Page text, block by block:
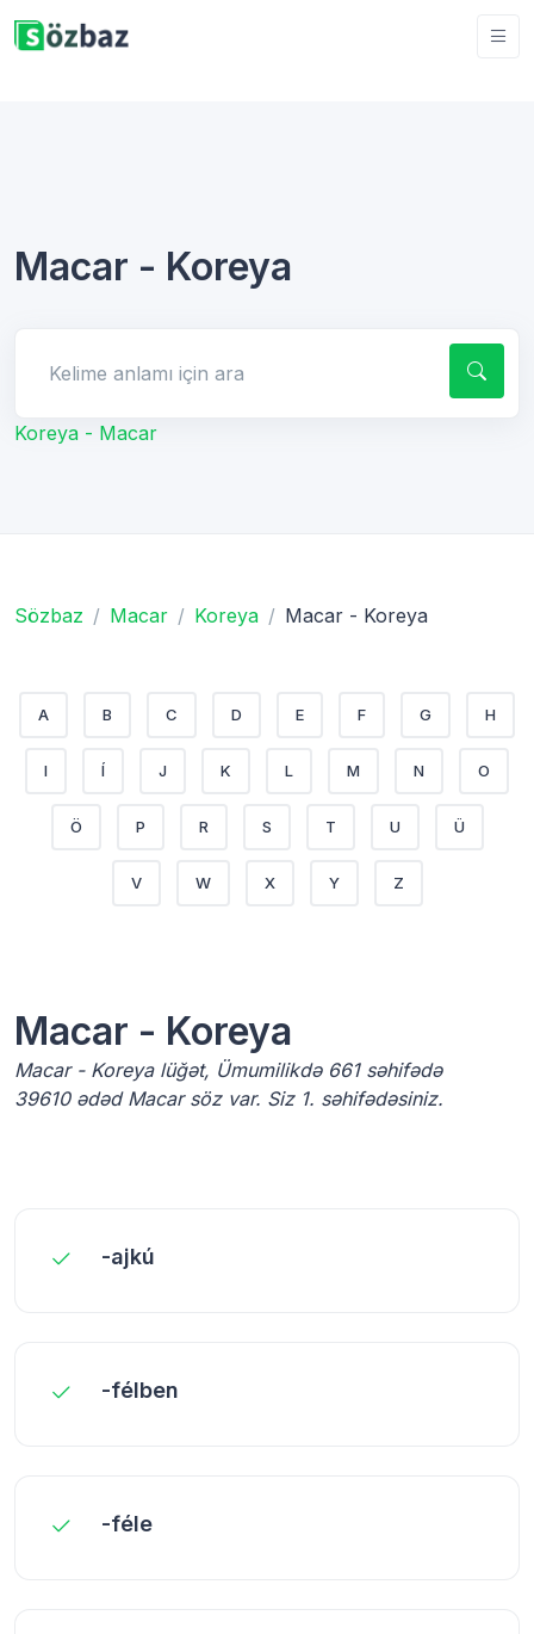
Macar - Koreya
Koreya - Macar
Sözbaz Macar Koreya Macar - Koreya
A B C D E F G H
I Í J K L M N O
Ö P R S T U Ü
V W X Y Z
Macar - Koreya
Macar - Koreya lüğət, Ümumilikdə 661 səhifədə
39610 ədəd Macar söz var. Siz 1. səhifədəsiniz.
-ajkú
-félben
-féle